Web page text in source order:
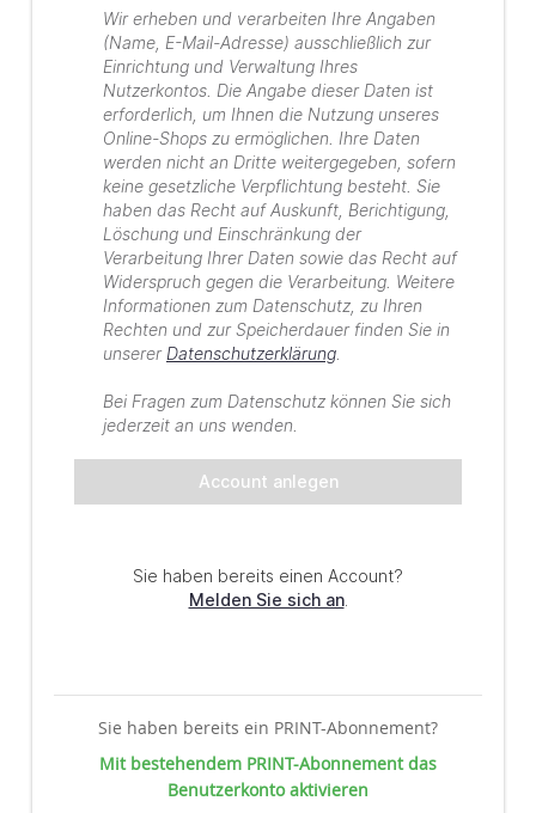
Sie haben bereits ein PRINT-Abonnement?
Mit bestehendem PRINT-Abonnement das
Benutzerkonto aktivieren